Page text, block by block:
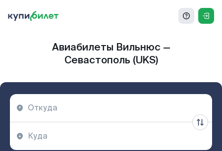
Авиабилеты Вильнюс —
Севастополь (UKS)